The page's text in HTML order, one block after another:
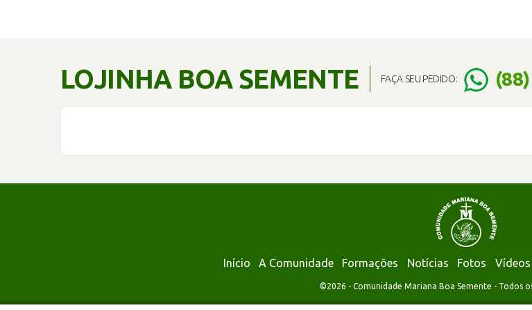
LOJINHA BOA SEMENTE FAÇA SEU PEDIDO:
Início A Comunidade Formações Notícias Fotos Vídeos
©2026 - Comunidade Mariana Boa Semente - Todos